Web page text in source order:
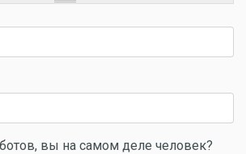
вы на самом деле человек?